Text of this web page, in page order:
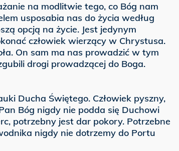
na modlitwie tego, co Bóg nam
usposabia nas do życia według
opcją na życie. Jest jedynym
człowiek wierzący w Chrystusa.
On sam ma nas prowadzić w tym
drogi prowadzącej do Boga.
Ducha Świętego. Człowiek pyszny,
Bóg nigdy nie podda się Duchowi
potrzebny jest dar pokory. Potrzebne
nigdy nie dotrzemy do Portu